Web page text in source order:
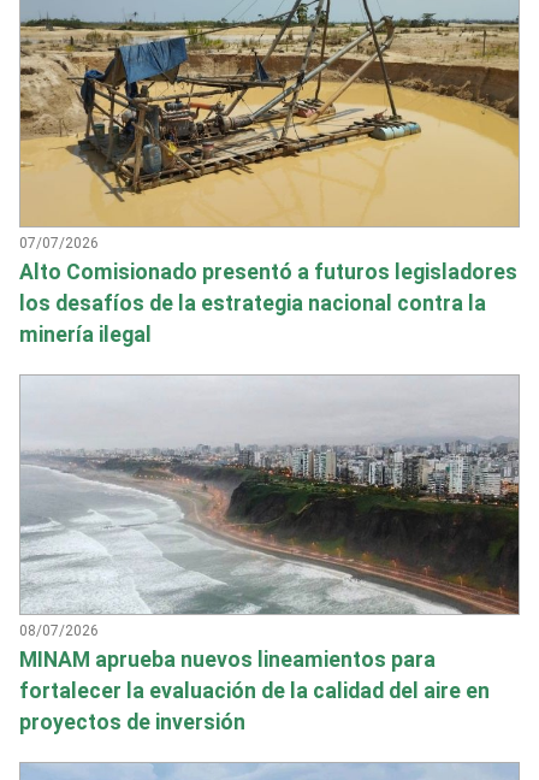
07/07/2026
Alto Comisionado presentó a futuros legisladores
los desafíos de la estrategia nacional contra la
minería ilegal
08/07/2026
MINAM aprueba nuevos lineamientos para
fortalecer la evaluación de la calidad del aire en
proyectos de inversión